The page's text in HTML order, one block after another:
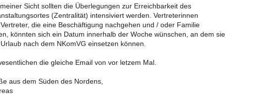
Sicht sollten die Überlegungen zur Erreichbarkeit des
(Zentralität) intensiviert werden. Vertreterinnen
die eine Beschäftigung nachgehen und / oder Familie
könnten sich ein Datum innerhalb der Woche wünschen, an dem sie
nach dem NKomVG einsetzen können.
die gleiche Email von vor letzem Mal.
aus dem Süden des Nordens,